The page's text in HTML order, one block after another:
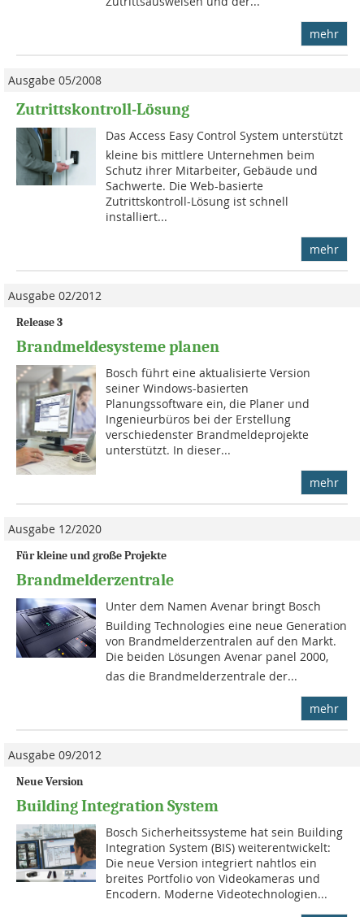
mehr
Ausgabe 05/2008
Zutrittskontroll-Lösung
Das Access Easy Control System unterstützt
kleine bis mittlere Unternehmen beim
Schutz ihrer Mitarbeiter, Gebäude und
Sachwerte. Die Web-basierte
Zutrittskontroll-Lösung ist schnell
installiert...
mehr
Ausgabe 02/2012
Release 3
Brandmeldesysteme planen
Bosch führt eine aktualisierte Version
seiner Windows-basierten
Planungssoftware ein, die Planer und
Ingenieurbüros bei der Erstellung
verschiedenster Brandmeldeprojekte
unterstützt. In dieser...
mehr
Ausgabe 12/2020
Für kleine und große Projekte
Brandmelderzentrale
Unter dem Namen Avenar bringt Bosch
Building Technologies eine neue Generation
von Brandmelderzentralen auf den Markt.
Die beiden Lösungen Avenar panel 2000,
das die Brandmelderzentrale der...
mehr
Ausgabe 09/2012
Neue Version
Building Integration System
Bosch Sicherheitssysteme hat sein Building
Integration System (BIS) weiterentwickelt:
Die neue Version integriert nahtlos ein
breites Portfolio von Videokameras und
Encodern. Moderne Videotechnologien...